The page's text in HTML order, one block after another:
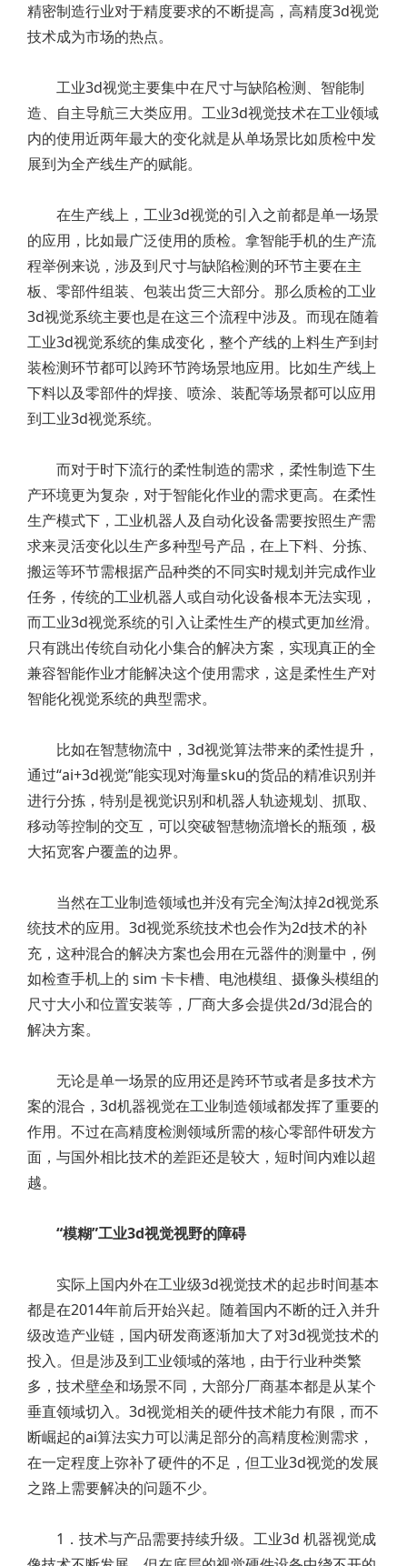
精密制造行业对于精度要求的不断提高，高精度3d视觉
技术成为市场的热点。
工业3d视觉主要集中在尺寸与缺陷检测、智能制
造、自主导航三大类应用。工业3d视觉技术在工业领域
内的使用近两年最大的变化就是从单场景比如质检中发
展到为全产线生产的赋能。
在生产线上，工业3d视觉的引入之前都是单一场景
的应用，比如最广泛使用的质检。拿智能手机的生产流
程举例来说，涉及到尺寸与缺陷检测的环节主要在主
板、零部件组装、包装出货三大部分。那么质检的工业
3d视觉系统主要也是在这三个流程中涉及。而现在随着
工业3d视觉系统的集成变化，整个产线的上料生产到封
装检测环节都可以跨环节跨场景地应用。比如生产线上
下料以及零部件的焊接、喷涂、装配等场景都可以应用
到工业3d视觉系统。
而对于时下流行的柔性制造的需求，柔性制造下生
产环境更为复杂，对于智能化作业的需求更高。在柔性
生产模式下，工业机器人及自动化设备需要按照生产需
求来灵活变化以生产多种型号产品，在上下料、分拣、
搬运等环节需根据产品种类的不同实时规划并完成作业
任务，传统的工业机器人或自动化设备根本无法实现，
而工业3d视觉系统的引入让柔性生产的模式更加丝滑。
只有跳出传统自动化小集合的解决方案，实现真正的全
兼容智能作业才能解决这个使用需求，这是柔性生产对
智能化视觉系统的典型需求。
比如在智慧物流中，3d视觉算法带来的柔性提升，
通过“ai+3d视觉”能实现对海量sku的货品的精准识别并
进行分拣，特别是视觉识别和机器人轨迹规划、抓取、
移动等控制的交互，可以突破智慧物流增长的瓶颈，极
大拓宽客户覆盖的边界。
当然在工业制造领域也并没有完全淘汰掉2d视觉系
统技术的应用。3d视觉系统技术也会作为2d技术的补
充，这种混合的解决方案也会用在元器件的测量中，例
如检查手机上的 sim 卡卡槽、电池模组、摄像头模组的
尺寸大小和位置安装等，厂商大多会提供2d/3d混合的
解决方案。
无论是单一场景的应用还是跨环节或者是多技术方
案的混合，3d机器视觉在工业制造领域都发挥了重要的
作用。不过在高精度检测领域所需的核心零部件研发方
面，与国外相比技术的差距还是较大，短时间内难以超
越。
“模糊”工业3d视觉视野的障碍
实际上国内外在工业级3d视觉技术的起步时间基本
都是在2014年前后开始兴起。随着国内不断的迁入并升
级改造产业链，国内研发商逐渐加大了对3d视觉技术的
投入。但是涉及到工业领域的落地，由于行业种类繁
多，技术壁垒和场景不同，大部分厂商基本都是从某个
垂直领域切入。3d视觉相关的硬件技术能力有限，而不
断崛起的ai算法实力可以满足部分的高精度检测需求，
在一定程度上弥补了硬件的不足，但工业3d视觉的发展
之路上需要解决的问题不少。
1．技术与产品需要持续升级。工业3d 机器视觉成